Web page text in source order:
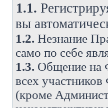
1.1.
вы
1.2. Незнание
само по себе
1.3. Общение на
всех
(кроме